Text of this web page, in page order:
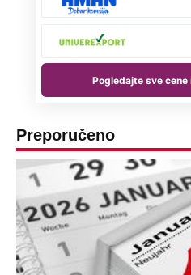
Preporučeno